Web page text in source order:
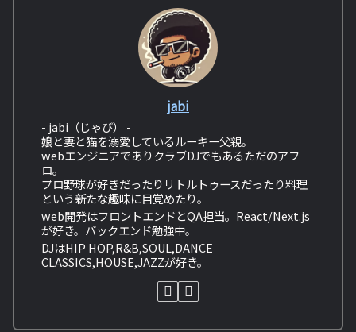
jabi
- jabi（じゃび） -
娘と妻と猫を溺愛しているルーキー父親。
webエンジニアでありクラブDJでもあるただのアフ
ロ。
プロ野球が好きだったりリトルトゥースだったり料理
という新たな趣味に目覚めたり。
web開発はフロントエンドとQA担当。React/Next.js
が好き。バックエンド勉強中。
DJはHIP HOP,R&B,SOUL,DANCE
CLASSICS,HOUSE,JAZZが好き。